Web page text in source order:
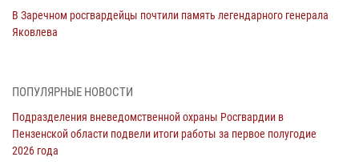
В Заречном росгвардейцы почтили память легендарного генерала
Яковлева
Сотрудники пензенского ОМОН «Страж» познакомили участников
05 августа 2026, 06:15
В Пензе сотрудники Росгвардии оказали помощь
ПОПУЛЯРНЫЕ НОВОСТИ
Подразделения вневедомственной охраны Росгвардии в
Пензенской области подвели итоги работы за первое полугодие
2026 года